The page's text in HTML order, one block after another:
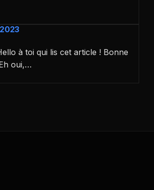
à toi qui lis cet article ! Bonne
oui,…